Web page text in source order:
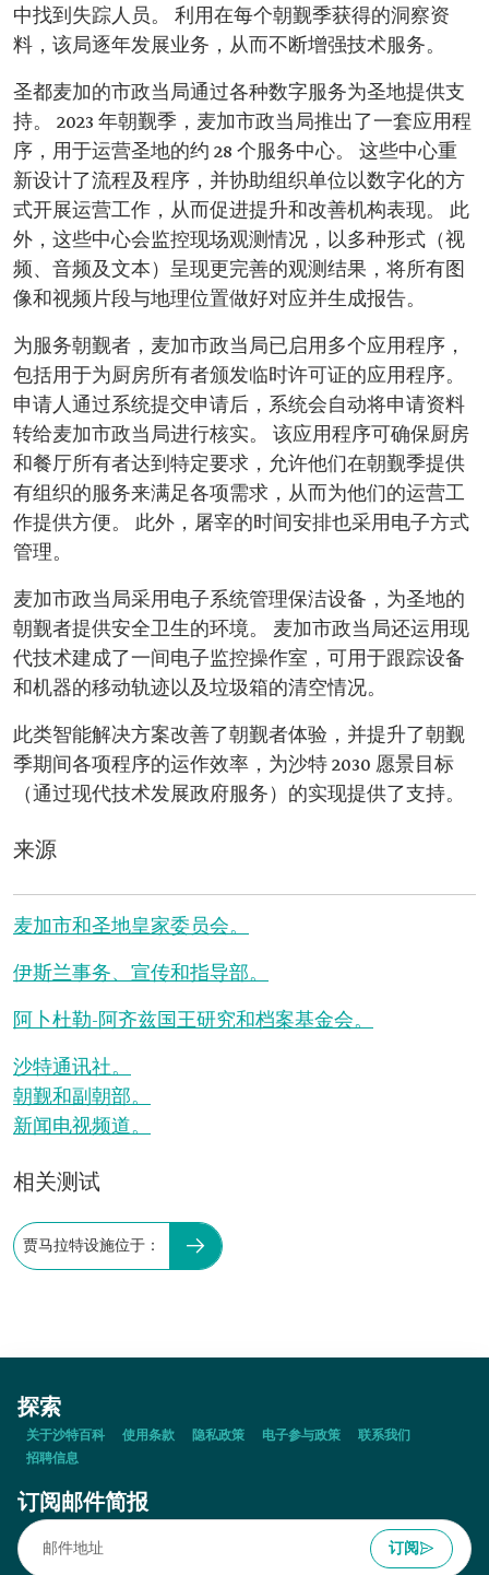
中找到失踪人员。 利用在每个朝觐季获得的洞察资
料，该局逐年发展业务，从而不断增强技术服务。
圣都麦加的市政当局通过各种数字服务为圣地提供支
持。 2023 年朝觐季，麦加市政当局推出了一套应用程
序，用于运营圣地的约 28 个服务中心。 这些中心重
新设计了流程及程序，并协助组织单位以数字化的方
式开展运营工作，从而促进提升和改善机构表现。 此
外，这些中心会监控现场观测情况，以多种形式（视
频、音频及文本）呈现更完善的观测结果，将所有图
像和视频片段与地理位置做好对应并生成报告。
为服务朝觐者，麦加市政当局已启用多个应用程序，
包括用于为厨房所有者颁发临时许可证的应用程序。
申请人通过系统提交申请后，系统会自动将申请资料
转给麦加市政当局进行核实。 该应用程序可确保厨房
和餐厅所有者达到特定要求，允许他们在朝觐季提供
有组织的服务来满足各项需求，从而为他们的运营工
作提供方便。 此外，屠宰的时间安排也采用电子方式
管理。
麦加市政当局采用电子系统管理保洁设备，为圣地的
朝觐者提供安全卫生的环境。 麦加市政当局还运用现
代技术建成了一间电子监控操作室，可用于跟踪设备
和机器的移动轨迹以及垃圾箱的清空情况。
此类智能解决方案改善了朝觐者体验，并提升了朝觐
季期间各项程序的运作效率，为沙特 2030 愿景目标
（通过现代技术发展政府服务）的实现提供了支持。
来源
麦加市和圣地皇家委员会。
伊斯兰事务、宣传和指导部。
阿卜杜勒-阿齐兹国王研究和档案基金会。
沙特通讯社。
朝觐和副朝部。
新闻电视频道。
相关测试
贾马拉特设施位于：
探索
关于沙特百科 使用条款 隐私政策 电子参与政策
联系我们
招聘信息
订阅邮件简报
订阅